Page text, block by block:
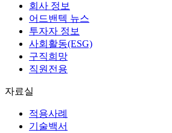
회사 정보
어드밴텍 뉴스
투자자 정보
사회활동(ESG)
구직희망
직원전용
자료실
적용사례
기술백서